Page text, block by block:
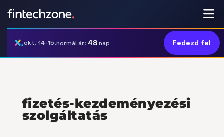
okt. 14-15.normál ár: 48nap Fedezd fel
fizetés-kezdeményezési
szolgáltatás